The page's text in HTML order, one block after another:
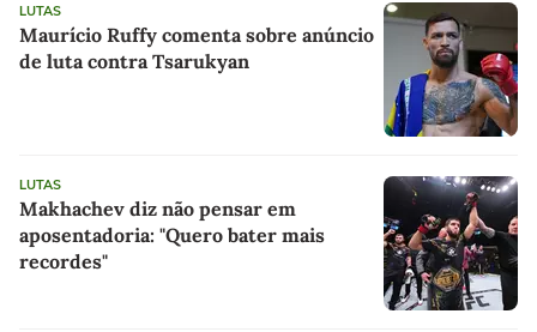
LUTAS
Maurício Ruffy comenta sobre anúncio
de luta contra Tsarukyan
LUTAS
Makhachev diz não pensar em
aposentadoria: "Quero bater mais
recordes"